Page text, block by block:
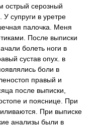
острый серозный
У супруги в уретре
палочка. Меня
После выписки
болеть ноги в
сустав опух. в
боли в
правый и
после выписки,
и пояснице. При
При выписке
анализы были в